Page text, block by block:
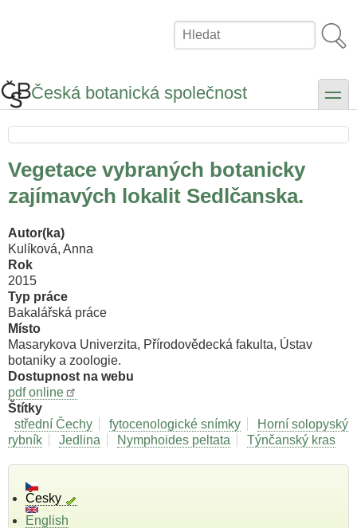
Hledat
Česká botanická společnost toggle
Vegetace vybraných botanicky
zajímavých lokalit Sedlčanska.
Autor(ka)
Kulíková, Anna
Rok
2015
Typ práce
Bakalářská práce
Místo
Masarykova Univerzita, Přírodovědecká fakulta, Ústav
botaniky a zoologie.
Dostupnost na webu
pdf online
Štítky
střední Čechy
fytocenologické snímky
Horní solopyský
rybník
Jedlina Nymphoides peltata Týnčanský kras
Česky
English